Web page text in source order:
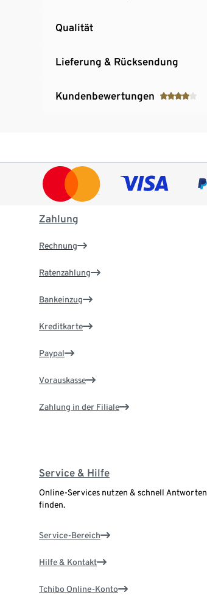
Qualität
Lieferung & Rücksendung
Kundenbewertungen
Zahlung
Rechnung
Ratenzahlung
Bankeinzug
Kreditkarte
Paypal
Vorauskasse
Zahlung in der Filiale
Service & Hilfe
Online-Services nutzen & schnell Antworten
finden.
Service-Bereich
Hilfe & Kontakt
Tchibo Online-Konto